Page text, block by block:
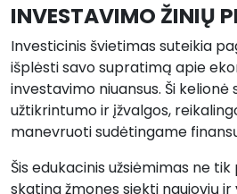
INVESTAVIMO ŽINIŲ
Investicinis švietimas suteikia
išplėsti savo supratimą apie
investavimo niuansus. Ši kelionė
užtikrintumo ir įžvalgos,
manevruoti sudėtingame
Šis edukacinis užsiėmimas ne
skatina žmones siekti naujovių ir